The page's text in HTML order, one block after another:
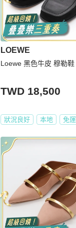
LOEWE
Loewe 黑色牛皮 穆勒鞋
TWD 18,500
狀況良好 本地 免運